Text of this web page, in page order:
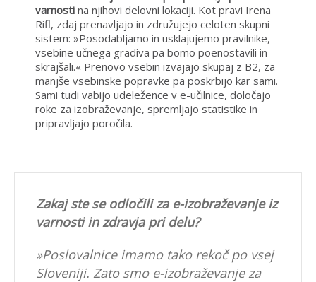
varnosti na njihovi delovni lokaciji. Kot pravi Irena
Rifl, zdaj prenavljajo in združujejo celoten skupni
sistem: »Posodabljamo in usklajujemo pravilnike,
vsebine učnega gradiva pa bomo poenostavili in
skrajšali.« Prenovo vsebin izvajajo skupaj z B2, za
manjše vsebinske popravke pa poskrbijo kar sami.
Sami tudi vabijo udeležence v e-učilnice, določajo
roke za izobraževanje, spremljajo statistike in
pripravljajo poročila.
Zakaj ste se odločili za e-izobraževanje iz
varnosti in zdravja pri delu?
»Poslovalnice imamo tako rekoč po vsej
Sloveniji. Zato smo e-izobraževanje za